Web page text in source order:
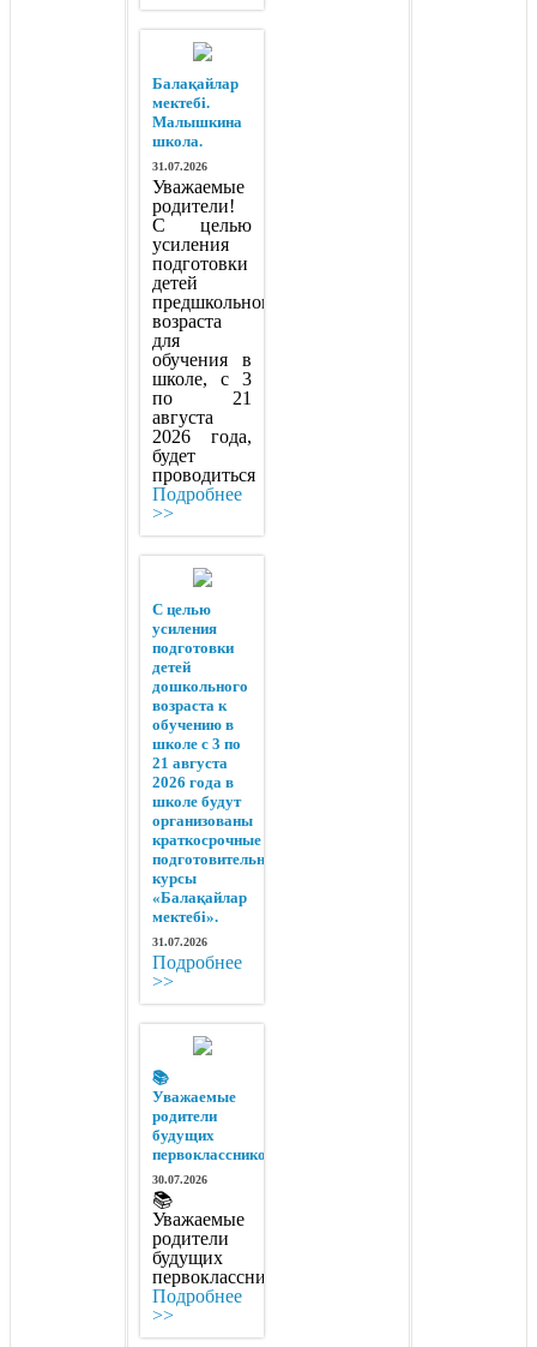
Балақайлар
мектебі.
Малышкина
школа.
31.07.2026
Уважаемые
родители!
С целью
усиления
подготовки
детей
предшкольного
возраста
для
обучения в
школе, с 3
по 21
августа
2026 года,
будет
проводиться
Подробнее
>>
С целью
усиления
подготовки
детей
дошкольного
возраста к
обучению в
школе с 3 по
21 августа
2026 года в
школе будут
организованы
краткосрочные
подготовительные
курсы
«Балақайлар
мектебі».
31.07.2026
Подробнее
>>
📚
Уважаемые
родители
будущих
первоклассников!
30.07.2026
📚
Уважаемые
родители
будущих
первоклассников!
Подробнее
>>